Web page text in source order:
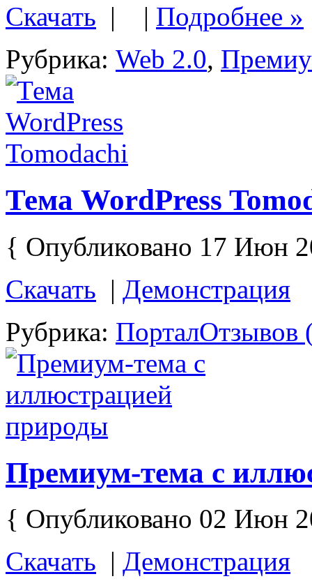
Скачать | | Подробнее »
Рубрика: Web 2.0,
Тема WordPress
{ Опубликовано 17 Июн
Скачать | Демонстрация
Рубрика: ПорталОтзывов
Премиум-тема с
{ Опубликовано 02 Июн
Скачать | Демонстрация